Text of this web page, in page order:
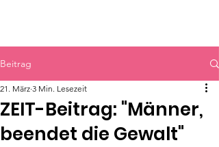
Beitrag
ZEIT-Beitrag: "Männer,
beendet die Gewalt"
21. März 3 Min. Lesezeit